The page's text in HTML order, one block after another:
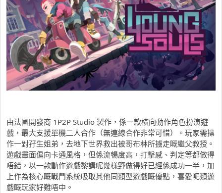
由法國開發商 1P2P Studio 製作，係一款橫向動作角色扮演遊
戲，最大支援單機二人合作（無連線合作非常可惜）。玩家需操
作一對孖生姐弟，去地下世界救出被哥布林所擄走嘅繼父教授。
遊戲畫面偏向卡通風格，但係流暢度高，打擊感、判定等都做得
唔錯，以一款動作遊戲黎講呢幾樣野做得好已經係成功一半，加
上作為核心嘅戰鬥系統吸取其他同類型遊戲嘅優點，喜愛呢類遊
戲嘅玩家好難唔中。